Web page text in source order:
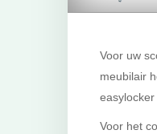
Voor uw
meubilair
Voor het